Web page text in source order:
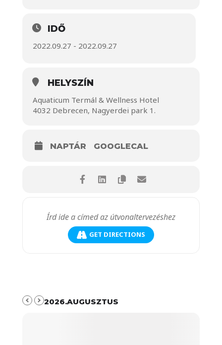
IDŐ
2022.09.27 - 2022.09.27
HELYSZÍN
Aquaticum Termál & Wellness Hotel
4032 Debrecen, Nagyerdei park 1.
NAPTÁR GOOGLECAL
GET DIRECTIONS
2026.AUGUSZTUS